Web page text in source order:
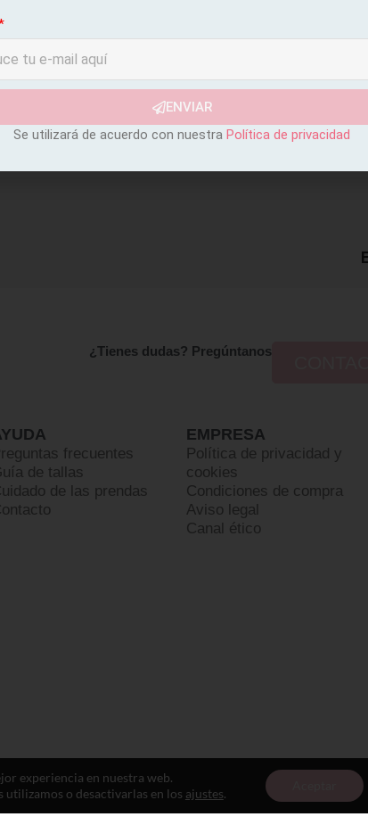
¿Tienes dudas? Pregúntanos
frecuentes
de tallas
de las prendas
EMPRESA
Política de privacidad y
cookies
Condiciones de compra
Aviso legal
Canal ético
experiencia en nuestra web.
utilizamos o desactivarlas en los ajustes.
ENVIAR
Se utilizará de acuerdo con nuestra Política de privacidad